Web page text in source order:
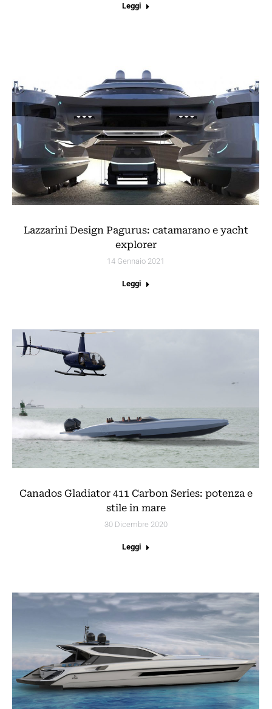
Leggi
Lazzarini Design Pagurus: catamarano e yacht
explorer
14 Gennaio 2021
Leggi
Canados Gladiator 411 Carbon Series: potenza e
stile in mare
30 Dicembre 2020
Leggi